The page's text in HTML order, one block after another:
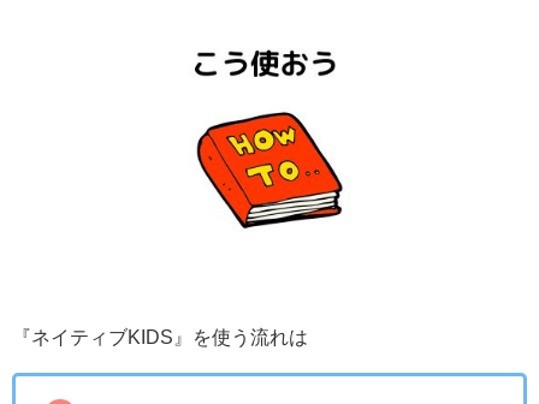
『ネイティブKIDS』を使う流れは